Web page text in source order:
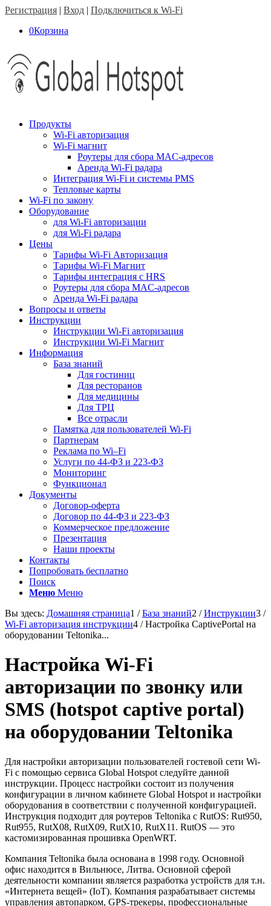
Регистрация | Вход | Подключиться к Wi-Fi
0Корзина
Продукты
Wi-Fi авторизация
Wi-Fi магнит
Роутеры для сбора MAC-адресов
Аренда Wi-Fi радара
Интеграция Wi-Fi и системы PMS
Тепловые карты
Wi-Fi по закону
Оборудование
для Wi-Fi авторизации
для Wi-Fi радара
Цены
Тарифы Wi-Fi Авторизация
Тарифы Wi-Fi Магнит
Тарифы интеграция с HRS
Роутеры для сбора MAC-адресов
Аренда Wi-Fi радара
Вопросы и ответы
Инструкции
Инструкции Wi-Fi авторизация
Инструкции Wi-Fi Магнит
Информация
База знаний
Для гостиниц
Для ресторанов
Для медицины
Для ТРЦ
Все отрасли
Памятка для пользователей Wi-Fi
Партнерам
Реклама по Wi–Fi
Услуги по 44-ФЗ и 223-ФЗ
Мониторинг
Функционал
Документы
Договор-оферта
Договор по 44-ФЗ и 223-ФЗ
Коммерческое предложение
Презентация
Наши проекты
Контакты
Попробовать бесплатно
Поиск
Меню Меню
Вы здесь: Домашняя страница1 / База знаний2 / Инструкции3 /
Wi-Fi авторизация инструкции4 / Настройка CaptivePortal на
оборудовании Teltonika...
Настройка Wi-Fi
авторизации по звонку или
SMS (hotspot captive portal)
на оборудовании Teltonika
Для настройки авторизации пользователей гостевой сети Wi-
Fi с помощью сервиса Global Hotspot следуйте данной
инструкции. Процесс настройки состоит из получения
конфигурации в личном кабинете Global Hotspot и настройки
оборудования в соответствии с полученной конфигурацией.
Инструкция подходит для роутеров Teltonika с RutOS: Rut950,
Rut955, RutX08, RutX09, RutX10, RutX11. RutOS — это
кастомизированная прошивка OpenWRT.
Компания Teltonika была основана в 1998 году. Основной
офис находится в Вильнюсе, Литва. Основной сферой
деятельности компании является разработка устройств для т.н.
«Интернета вещей» (IoT). Компания разрабатывает системы
управления автопарком, GPS-трекеры, профессиональные